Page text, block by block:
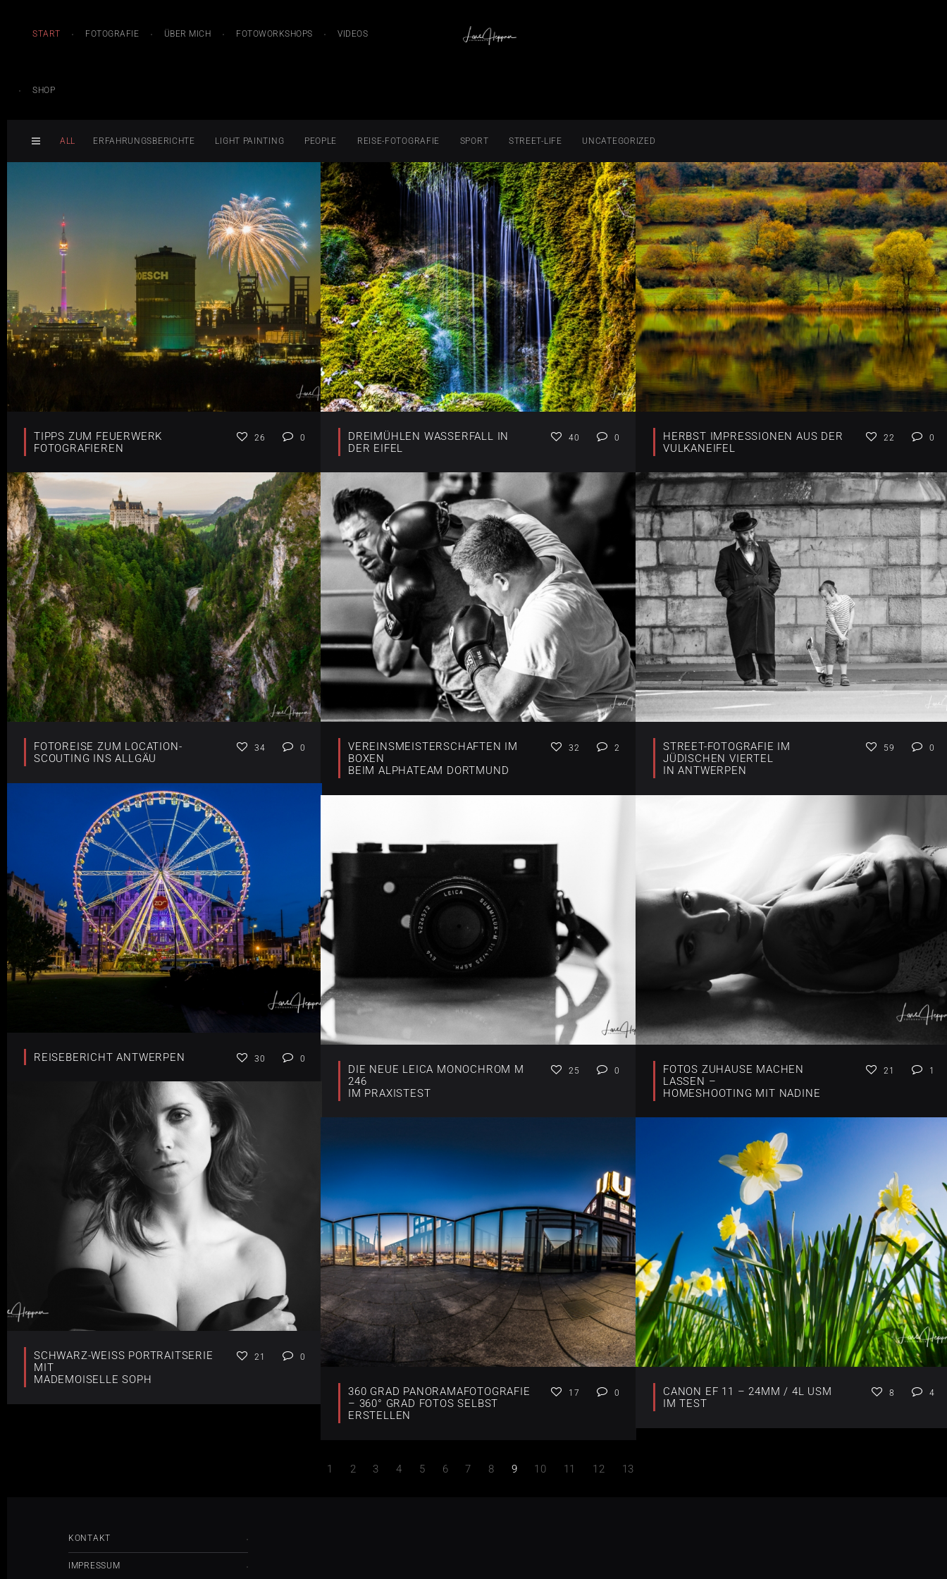
START FOTOGRAFIE ÜBER MICH FOTOWORKSHOPS VIDEOS
SHOP
ALL ERFAHRUNGSBERICHTE LIGHT PAINTING PEOPLE REISE-FOTOGRAFIE SPORT STREET-LIFE UNCATEGORIZED
TIPPS ZUM FEUERWERK
FOTOGRAFIEREN
26 0
DREIMÜHLEN WASSERFALL IN
DER EIFEL
40 0
HERBST IMPRESSIONEN AUS DER
VULKANEIFEL
22 0
FOTOREISE ZUM LOCATION-
SCOUTING INS ALLGÄU
34 0
VEREINSMEISTERSCHAFTEN IM
BOXEN
BEIM ALPHATEAM DORTMUND
32 2
STREET-FOTOGRAFIE IM
JÜDISCHEN VIERTEL
IN ANTWERPEN
59 0
REISEBERICHT ANTWERPEN 30 0
DIE NEUE LEICA MONOCHROM M
246
IM PRAXISTEST
25 0
FOTOS ZUHAUSE MACHEN
LASSEN –
HOMESHOOTING MIT NADINE
21 1
SCHWARZ-WEISS PORTRAITSERIE M
IT
MADEMOISELLE SOPH
21 0
360 GRAD PANORAMAFOTOGRAFIE
– 360° GRAD FOTOS SELBST
ERSTELLEN
17 0
CANON EF 11 – 24MM / 4L USM
IM TEST
8 4
1 2 3 4 5 6 7 8 9 10 11 12 13
KONTAKT
IMPRESSUM